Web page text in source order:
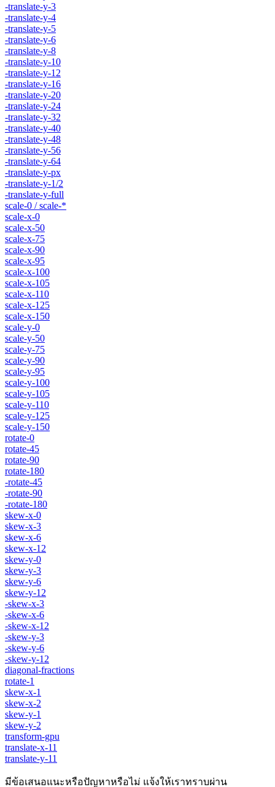
-translate-y-3
-translate-y-4
-translate-y-5
-translate-y-6
-translate-y-8
-translate-y-10
-translate-y-12
-translate-y-16
-translate-y-20
-translate-y-24
-translate-y-32
-translate-y-40
-translate-y-48
-translate-y-56
-translate-y-64
-translate-y-px
-translate-y-1/2
-translate-y-full
scale-0 / scale-*
scale-x-0
scale-x-50
scale-x-75
scale-x-90
scale-x-95
scale-x-100
scale-x-105
scale-x-110
scale-x-125
scale-x-150
scale-y-0
scale-y-50
scale-y-75
scale-y-90
scale-y-95
scale-y-100
scale-y-105
scale-y-110
scale-y-125
scale-y-150
rotate-0
rotate-45
rotate-90
rotate-180
-rotate-45
-rotate-90
-rotate-180
skew-x-0
skew-x-3
skew-x-6
skew-x-12
skew-y-0
skew-y-3
skew-y-6
skew-y-12
-skew-x-3
-skew-x-6
-skew-x-12
-skew-y-3
-skew-y-6
-skew-y-12
diagonal-fractions
rotate-1
skew-x-1
skew-x-2
skew-y-1
skew-y-2
transform-gpu
translate-x-11
translate-y-11
มีข้อเสนอแนะหรือปัญหาหรือไม่ แจ้งให้เราทราบผ่าน